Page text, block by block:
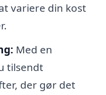
variere din kost
Med en
tilsendt
der gør det